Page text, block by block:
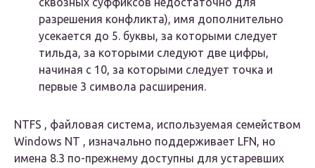
разрешения конфликта), имя дополнительно
усекается до 5. буквы, за которыми следует
тильда, за которыми следуют две цифры,
начиная с 10, за которыми следует точка и
первые 3 символа расширения.
NTFS , файловая система, используемая семейством
Windows NT , изначально поддерживает LFN, но
имена 8.3 по-прежнему доступны для устаревших